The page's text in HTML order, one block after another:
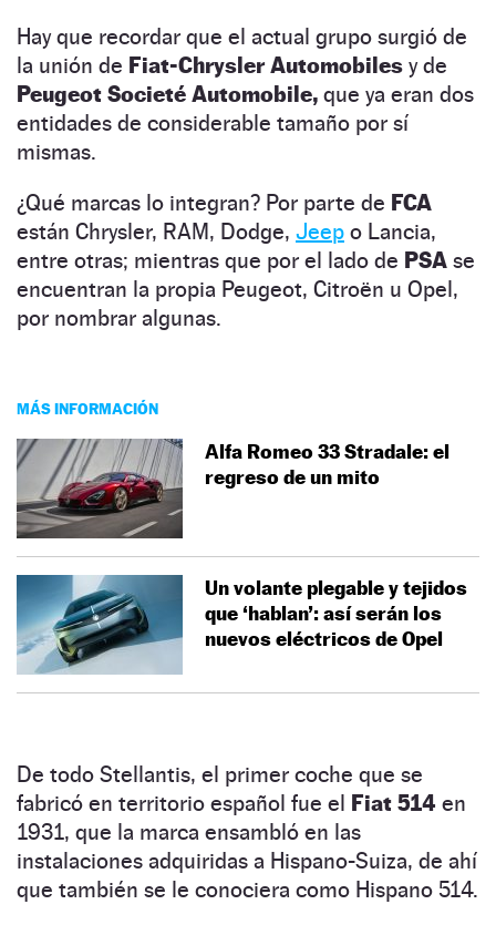
Hay que recordar que el actual grupo surgió de
la unión de Fiat-Chrysler Automobiles y de
Peugeot Societé Automobile, que ya eran dos
entidades de considerable tamaño por sí
mismas.
¿Qué marcas lo integran? Por parte de FCA
están Chrysler, RAM, Dodge, Jeep o Lancia,
entre otras; mientras que por el lado de PSA se
encuentran la propia Peugeot, Citroën u Opel,
por nombrar algunas.
MÁS INFORMACIÓN
Alfa Romeo 33 Stradale: el
regreso de un mito
Un volante plegable y tejidos
que ‘hablan’: así serán los
nuevos eléctricos de Opel
De todo Stellantis, el primer coche que se
fabricó en territorio español fue el Fiat 514 en
1931, que la marca ensambló en las
instalaciones adquiridas a Hispano-Suiza, de ahí
que también se le conociera como Hispano 514.